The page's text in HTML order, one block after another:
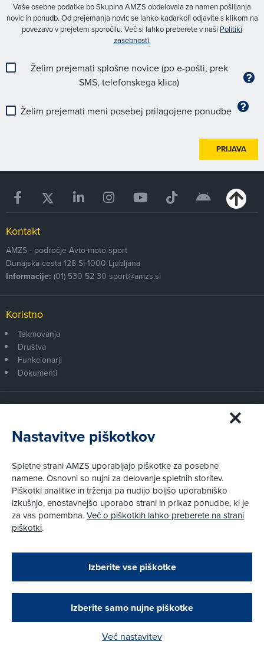
Zapri
Podarjamo vam 10 €!
Obstoječi in novi AMZS člani, ki boste v AMZS
opravili registracijo vozila, boste prejeli
vrednostno darilno kartico z dobroimetjem v višini
Kako do darila?
Vaše osebne podatke bo Skupina AMZS obdelovala za namen pošiljanja
novic in ponudb. Od prejemanja novic se lahko kadarkoli odjavite s klikom na
povezavo v prejetem sporočilu. Več si lahko preberete v naši Politiki
zasebnosti.
Želim prejemati splošne novice (po e-pošti, prek
SMS, telefonskega klica)
Želim prejemati meni posebej prilagojene ponudbe
PRIJAVA
Kontakt
AMZS - področje Avto-moto šport
Dunajska cesta 128 SI-1000 Ljubljana
Informacije: (01) 530 52 30 sport@amzs.si
Koristno
Tekmovanja
Društva
Funkcionarji
Dokumenti
Postanite član AMZS
Zakaj (p)ostati član?
Kako vam pomagamo
Pravni vidiki
Piškotki
Pravno obvestilo
Pri spletni včlanitvi so podprta naslednja plačilna sredstva:
Nastavitve piškotkov
Spletne strani AMZS uporabljajo piškotke za posebne
namene. Osnovni so nujni za delovanje spletnih storitev.
Piškotki analitike in trženja pa nudijo boljšo uporabniško
izkušnjo, enostavnejšo uporabo strani in prikaz ponudbe, ki je
za vas pomembna.Več o piškotkih lahko preberete na strani
piškotki.
Izberite vse piškotke
Izberite samo nujne piškotke
Več nastavitev